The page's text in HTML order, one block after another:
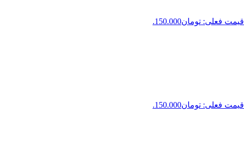
قیمت فعلی: تومان150.000.
قیمت فعلی: تومان150.000.